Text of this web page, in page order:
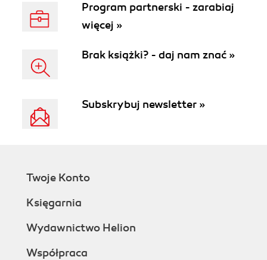
Program partnerski - zarabiaj
więcej »
Brak książki? - daj nam znać »
Subskrybuj newsletter »
Twoje Konto
Księgarnia
Wydawnictwo Helion
Współpraca